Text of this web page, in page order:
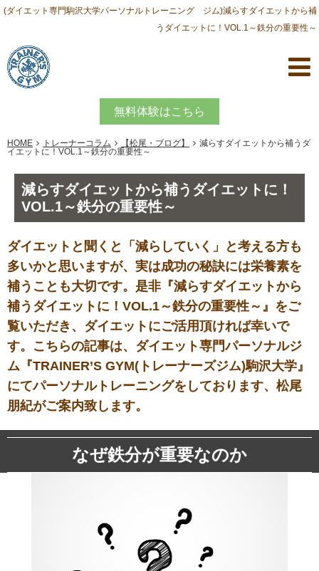
(ダイエット専門駒沢大学パーソナルトレーニング ジム)減らすダイエットから補
うダイエットに！VOL.1～鉄分の重要性～
無料体験はこちら
HOME トレーナーコラム 【松尾・ブログ】
減らすダイエットから補うダ
イエットに！VOL.1～鉄分の重要性～
減らすダイエットから補うダイエットに！
VOL.1～鉄分の重要性～
ダイエットと聞くと「減らしていく」と考える方も
多いかと思いますが、実は成功の秘訣には栄養素を
補うことも大切です。是非『減らすダイエットから
補うダイエットに！VOL.1～鉄分の重要性～』をご
覧いただき、ダイエットにご活用頂ければ幸いで
す。こちらの記事は、ダイエット専門パーソナルジ
ム『TRAINER’S GYM(トレーナーズジム)駒沢大学』
にてパーソナルトレーニングをしております、松尾
朋紀がご案内致します。
なぜ鉄分が重要なのか